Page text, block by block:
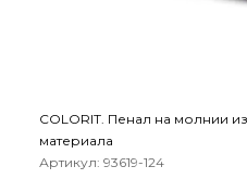
COLORIT. Пенал на молнии
материала
Артикул: 93619-124